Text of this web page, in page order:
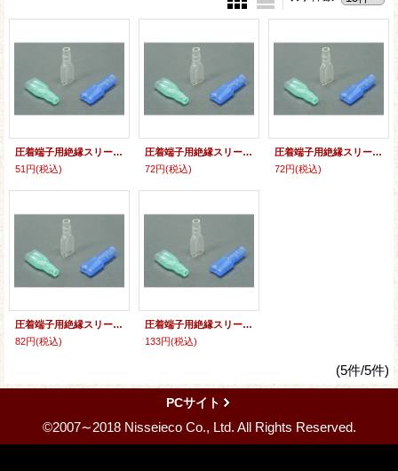
圧着端子用絶縁スリーブ：平型[ST]（110タイプ）(10個入り〜)
51円(税込)
圧着端子用絶縁スリーブ：平型[ST]（187タイプ）(10個入り〜)
72円(税込)
圧着端子用絶縁スリーブ：平型[ST]（205タイプ）(10個入り〜)
72円(税込)
圧着端子用絶縁スリーブ：平型[ST]（250タイプ）(10個入り〜)
82円(税込)
圧着端子用絶縁スリーブ：平型[ST]（10タイプ）(10個入り〜)
133円(税込)
(5件/5件)
PCサイト
©2007∼2018 Nisseieco Co., Ltd. All Rights Reserved.